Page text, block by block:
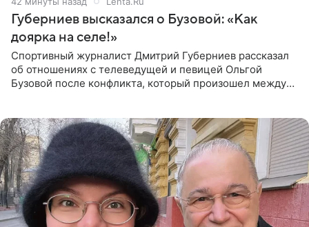
Губерниев высказался о Бузовой: «Как
доярка на селе!»
Спортивный журналист Дмитрий Губерниев рассказал
об отношениях с телеведущей и певицей Ольгой
Бузовой после конфликта, который произошел между